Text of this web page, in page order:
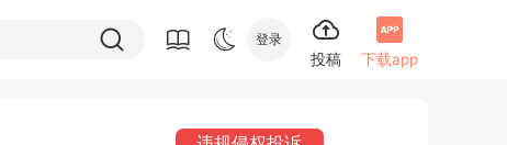
登录
投稿 下载app